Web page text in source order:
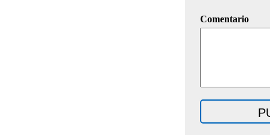
Comentario